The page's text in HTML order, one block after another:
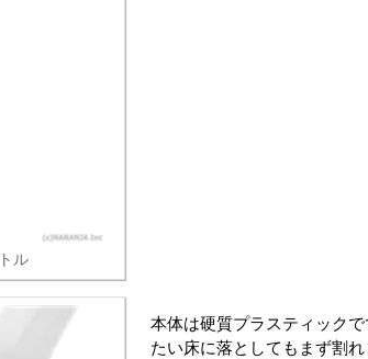
ル
本体は硬質プラスティック
たい床に落としてもまず割